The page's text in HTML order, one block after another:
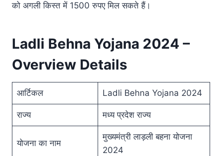
को अगली किस्त में 1500 रुपए मिल सकते हैं।
Ladli Behna Yojana 2024 –
Overview Details
आर्टिकल Ladli Behna Yojana 2024
राज्य मध्य प्रदेश राज्य
योजना का नाम
मुख्यमंत्री लाड़ली बहना योजना
2024